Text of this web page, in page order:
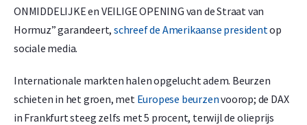
ONMIDDELIJKE en VEILIGE OPENING van de Straat van
Hormuz” garandeert,schreef de Amerikaanse presidentop
sociale media.
Internationale markten halen opgelucht adem. Beurzen
schieten in het groen, met Europese beurzenvoorop; de DAX
in Frankfurt steeg zelfs met 5 procent, terwijl de olieprijs